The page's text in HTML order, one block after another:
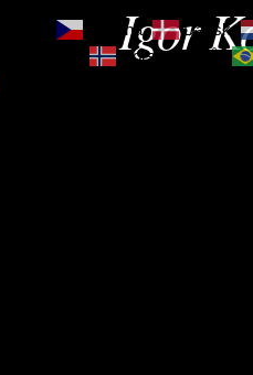
Igor
Čeština‎
Dansk
Norsk bokmål